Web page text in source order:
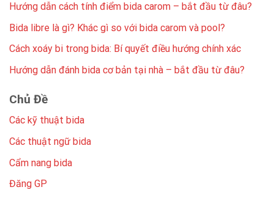
Hướng dẫn cách tính điểm bida carom – bắt đầu từ đâu?
Bida libre là gì? Khác gì so với bida carom và pool?
Cách xoáy bi trong bida: Bí quyết điều hướng chính xác
Hướng dẫn đánh bida cơ bản tại nhà – bắt đầu từ đâu?
Chủ Đề
Các kỹ thuật bida
Các thuật ngữ bida
Cẩm nang bida
Đăng GP